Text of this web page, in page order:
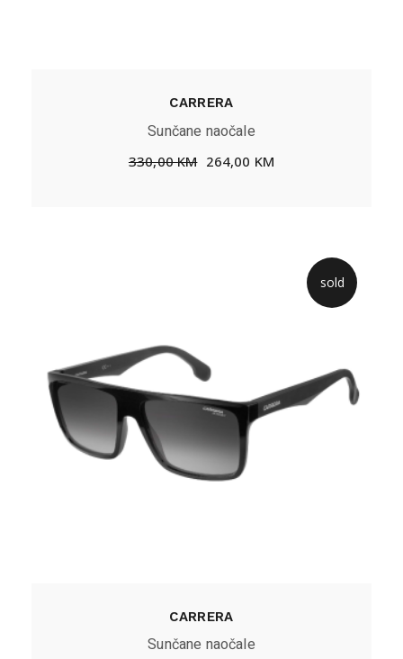
CARRERA
Sunčane naočale
330,00KM 264,00 KM
sold
CARRERA
Sunčane naočale